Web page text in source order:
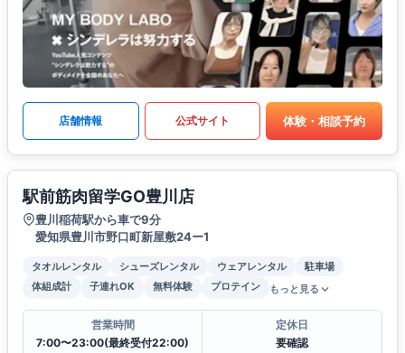
店舗情報 公式サイト 体験・相談予約
駅前筋肉留学GO豊川店
豊川稲荷駅から車で9分
愛知県豊川市野口町新屋敷24ー1
タオルレンタル シューズレンタル ウェアレンタル
駐車場
体組成計
子連れOK 無料体験 プロテイン もっと見る
営業時間
7:00〜23:00(最終受付22:00)
定休日
要確認